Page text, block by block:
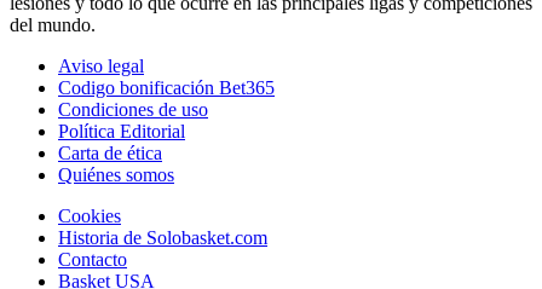
del mundo.
Aviso legal
Codigo bonificación Bet365
Condiciones de uso
Política Editorial
Carta de ética
Quiénes somos
Cookies
Historia de Solobasket.com
Contacto
Basket USA